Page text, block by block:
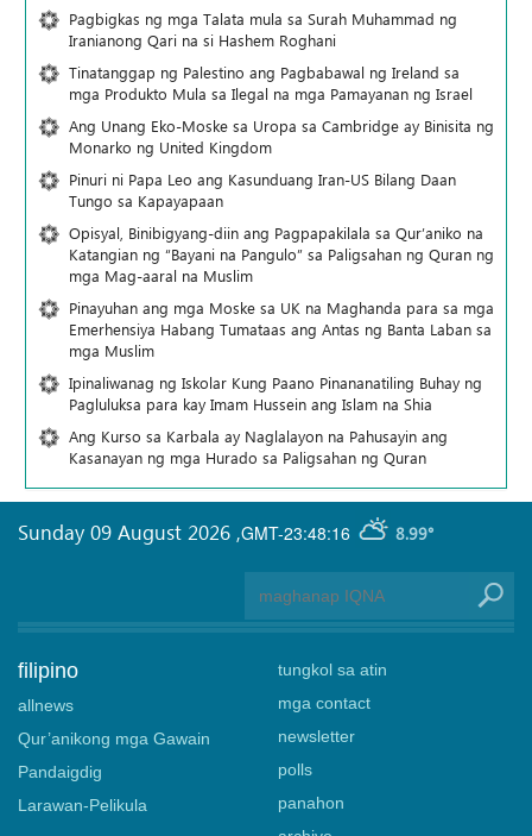
Pagbigkas ng mga Talata mula sa Surah Muhammad ng
Iranianong Qari na si Hashem Roghani
Tinatanggap ng Palestino ang Pagbabawal ng Ireland sa
mga Produkto Mula sa Ilegal na mga Pamayanan ng Israel
Ang Unang Eko-Moske sa Uropa sa Cambridge ay Binisita ng
Monarko ng United Kingdom
Pinuri ni Papa Leo ang Kasunduang Iran-US Bilang Daan
Tungo sa Kapayapaan
Opisyal, Binibigyang-diin ang Pagpapakilala sa Qur’aniko na
Katangian ng “Bayani na Pangulo” sa Paligsahan ng Quran ng
mga Mag-aaral na Muslim
Pinayuhan ang mga Moske sa UK na Maghanda para sa mga
Emerhensiya Habang Tumataas ang Antas ng Banta Laban sa
mga Muslim
Ipinaliwanag ng Iskolar Kung Paano Pinananatiling Buhay ng
Pagluluksa para kay Imam Hussein ang Islam na Shia
Ang Kurso sa Karbala ay Naglalayon na Pahusayin ang
Kasanayan ng mga Hurado sa Paligsahan ng Quran
GMT-23:48:16 8.99°
Sunday 09 August 2026 ,
filipino
allnews
Qur’anikong mga Gawain
Pandaigdig
Larawan-Pelikula
tungkol sa atin
mga contact
newsletter
polls
panahon